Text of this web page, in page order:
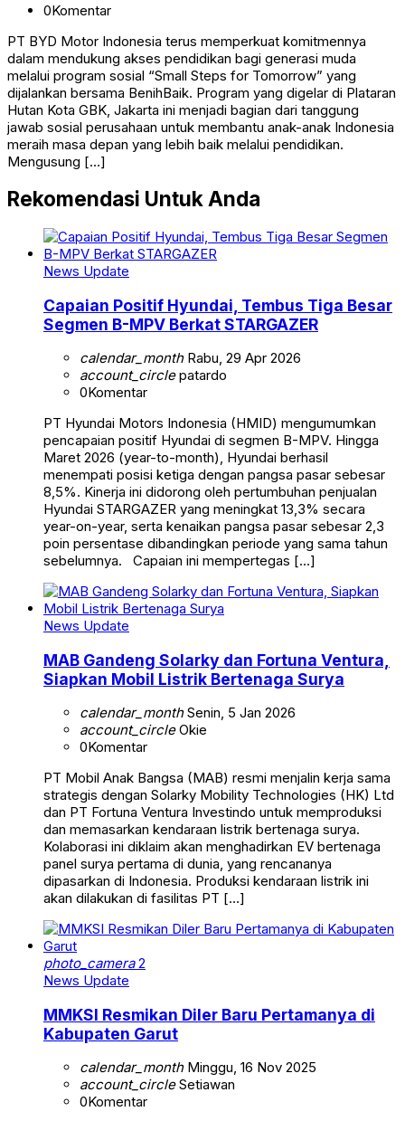
0Komentar
PT BYD Motor Indonesia terus memperkuat komitmennya
dalam mendukung akses pendidikan bagi generasi muda
melalui program sosial “Small Steps for Tomorrow” yang
dijalankan bersama BenihBaik. Program yang digelar di Plataran
Hutan Kota GBK, Jakarta ini menjadi bagian dari tanggung
jawab sosial perusahaan untuk membantu anak-anak Indonesia
meraih masa depan yang lebih baik melalui pendidikan.
Mengusung […]
Rekomendasi Untuk Anda
News Update
Capaian Positif Hyundai, Tembus Tiga Besar
Segmen B-MPV Berkat STARGAZER
calendar_monthRabu, 29 Apr 2026
account_circlepatardo
0Komentar
PT Hyundai Motors Indonesia (HMID) mengumumkan
pencapaian positif Hyundai di segmen B-MPV. Hingga
Maret 2026 (year-to-month), Hyundai berhasil
menempati posisi ketiga dengan pangsa pasar sebesar
8,5%. Kinerja ini didorong oleh pertumbuhan penjualan
Hyundai STARGAZER yang meningkat 13,3% secara
year-on-year, serta kenaikan pangsa pasar sebesar 2,3
poin persentase dibandingkan periode yang sama tahun
sebelumnya. Capaian ini mempertegas […]
News Update
MAB Gandeng Solarky dan Fortuna Ventura,
Siapkan Mobil Listrik Bertenaga Surya
calendar_monthSenin, 5 Jan 2026
account_circleOkie
0Komentar
PT Mobil Anak Bangsa (MAB) resmi menjalin kerja sama
strategis dengan Solarky Mobility Technologies (HK) Ltd
dan PT Fortuna Ventura Investindo untuk memproduksi
dan memasarkan kendaraan listrik bertenaga surya.
Kolaborasi ini diklaim akan menghadirkan EV bertenaga
panel surya pertama di dunia, yang rencananya
dipasarkan di Indonesia. Produksi kendaraan listrik ini
akan dilakukan di fasilitas PT […]
photo_camera2
News Update
MMKSI Resmikan Diler Baru Pertamanya di
Kabupaten Garut
calendar_monthMinggu, 16 Nov 2025
account_circleSetiawan
0Komentar